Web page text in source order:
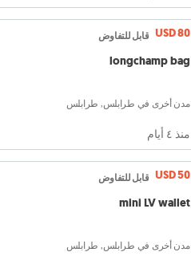
USD 80 قابل للتفاوض
longchamp bag
مدن أخرى في طرابلس, طرابلس
منذ ٤ أيام
USD 50 قابل للتفاوض
mini LV wallet
مدن أخرى في طرابلس, طرابلس